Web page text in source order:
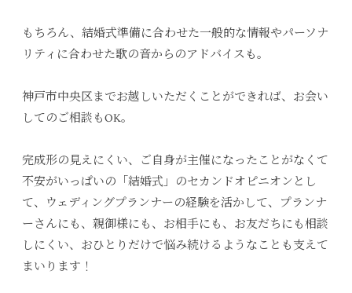
もちろん、結婚式準備に合わせた一般的な情報やパーソナ
リティに合わせた歌の音からのアドバイスも。
神戸市中央区までお越しいただくことができれば、お会い
してのご相談もOK。
完成形の見えにくい、ご自身が主催になったことがなくて
不安がいっぱいの「結婚式」のセカンドオピニオンとし
て、ウェディングプランナーの経験を活かして、プランナ
ーさんにも、親御様にも、お相手にも、お友だちにも相談
しにくい、おひとりだけで悩み続けるようなことも支えて
まいります！